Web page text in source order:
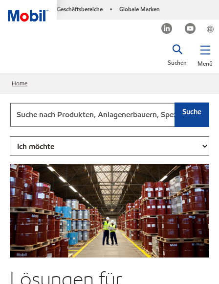
Geschäftsbereiche • Globale Marken
Menü
Suchen
Home
Suche
Lösungen für